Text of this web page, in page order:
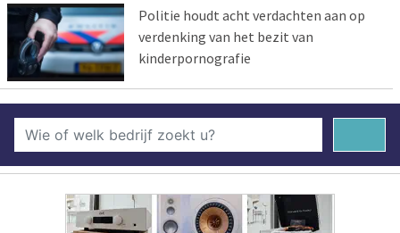
Politie houdt acht verdachten aan op
verdenking van het bezit van
kinderpornografie